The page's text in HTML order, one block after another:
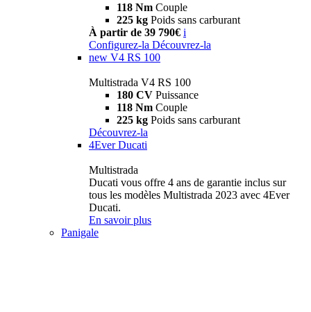
118 Nm Couple
225 kg Poids sans carburant
À partir de 39 790€ i
Configurez-la Découvrez-la
new V4 RS 100
Multistrada V4 RS 100
180 CV Puissance
118 Nm Couple
225 kg Poids sans carburant
Découvrez-la
4Ever Ducati
Multistrada
Ducati vous offre 4 ans de garantie inclus sur
tous les modèles Multistrada 2023 avec 4Ever
Ducati.
En savoir plus
Panigale